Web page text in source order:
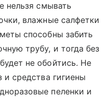
нельзя смывать
влажные салфетки
способны забить
трубу, и тогда без
не обойтись. Не
и средства гигиены
пеленки и